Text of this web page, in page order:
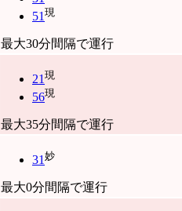
51 現
最大30分間隔で運行
21 現
56現
最大35分間隔で運行
31 妙
最大0分間隔で運行